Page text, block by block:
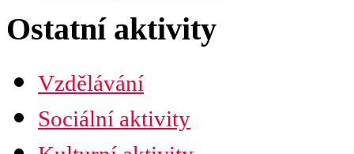
Ostatní aktivity
Vzdělávání
Sociální aktivity